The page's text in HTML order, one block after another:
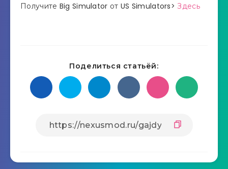
Получите Big Simulator от US Simulators>Здесь
Поделиться статьёй: